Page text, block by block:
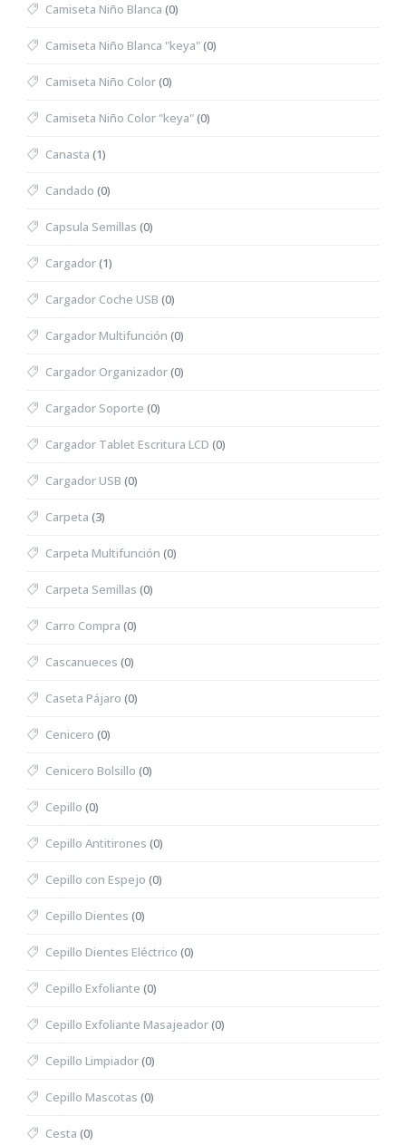
Camiseta Niño Blanca (0)
Camiseta Niño Blanca "keya"(0)
Camiseta Niño Color(0)
Camiseta Niño Color "keya"(0)
Canasta (1)
Candado (0)
Capsula Semillas (0)
Cargador(1)
Cargador Coche USB (0)
Cargador Multifunción (0)
Cargador Organizador(0)
Cargador Soporte (0)
Cargador Tablet Escritura LCD (0)
Cargador USB (0)
Carpeta (3)
Carpeta Multifunción (0)
Carpeta Semillas (0)
Carro Compra (0)
Cascanueces (0)
Caseta Pájaro (0)
Cenicero (0)
Cenicero Bolsillo (0)
Cepillo (0)
Cepillo Antitirones (0)
Cepillo con Espejo (0)
Cepillo Dientes (0)
Cepillo Dientes Eléctrico (0)
Cepillo Exfoliante (0)
Cepillo Exfoliante Masajeador(0)
Cepillo Limpiador(0)
Cepillo Mascotas (0)
Cesta (0)